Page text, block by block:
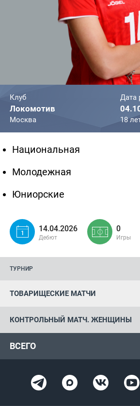
Клуб
Локомотив
Москва
Дата
18
Национальная
Молодежная
Юниорские
14.04.2026
Дебют
0
Игры
ТУРНИР
ТОВАРИЩЕСКИЕ МАТЧИ
КОНТРОЛЬНЫЙ МАТЧ. ЖЕНЩИНЫ
ВСЕГО